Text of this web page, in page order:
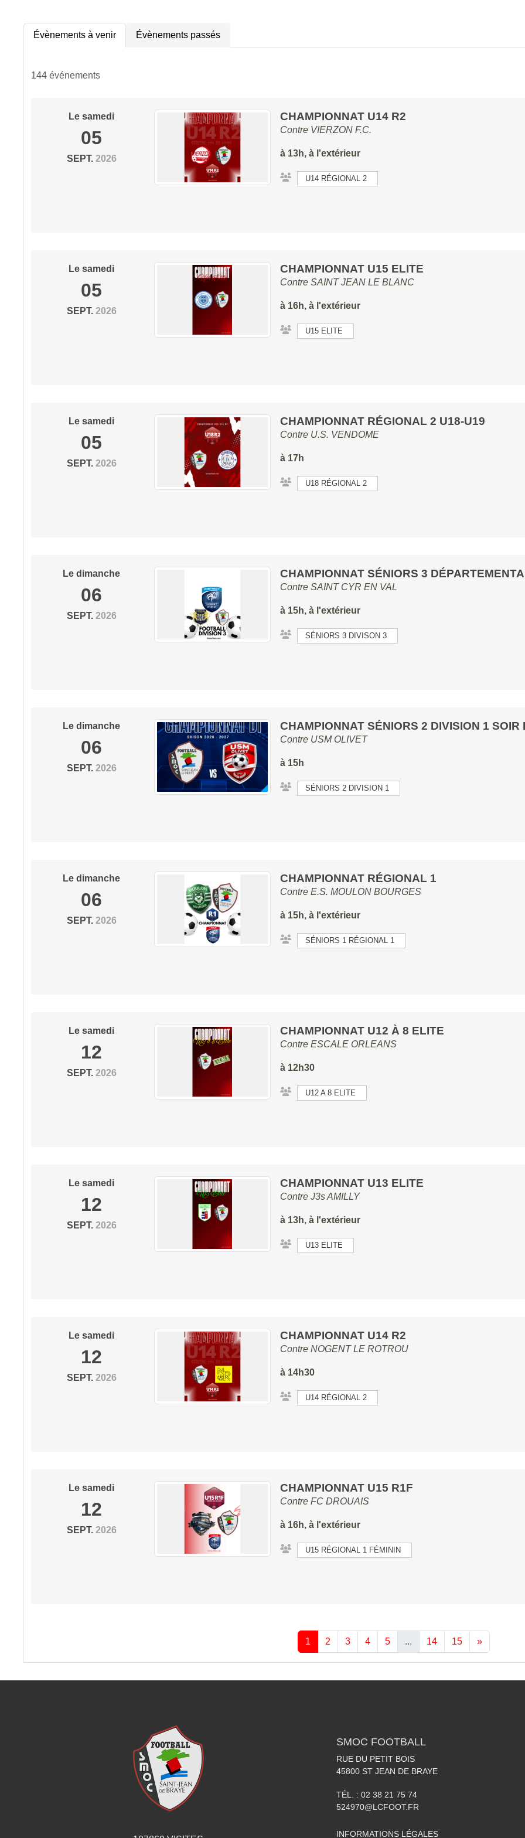
Évènements à venir Évènements passés
144 événements
Lesamedi
05
SEPT. 2026
CHAMPIONNAT U14 R2
Contre VIERZON F.C.
à 13h, à l'extérieur
U14 RÉGIONAL 2
Lesamedi
05
SEPT. 2026
CHAMPIONNAT U15 ELITE
Contre SAINT JEAN LE BLANC
à 16h, à l'extérieur
U15 ELITE
Lesamedi
05
SEPT. 2026
CHAMPIONNAT RÉGIONAL 2 U18-U19
Contre U.S. VENDOME
à 17h
U18 RÉGIONAL 2
Ledimanche
06
SEPT. 2026
CHAMPIONNAT SÉNIORS 3
Contre SAINT CYR EN VAL
à 15h, à l'extérieur
SÉNIORS 3 DIVISON 3
Ledimanche
06
SEPT. 2026
CHAMPIONNAT SÉNIORS 2 DIVISION 1 SOIR
Contre USM OLIVET
à 15h
SÉNIORS 2 DIVISION 1
Ledimanche
06
SEPT. 2026
CHAMPIONNAT RÉGIONAL 1
Contre E.S. MOULON BOURGES
à 15h, à l'extérieur
SÉNIORS 1 RÉGIONAL 1
Lesamedi
12
SEPT. 2026
CHAMPIONNAT U12 À 8 ELITE
Contre ESCALE ORLEANS
à 12h30
U12 A 8 ELITE
Lesamedi
12
SEPT. 2026
CHAMPIONNAT U13 ELITE
Contre J3s AMILLY
à 13h, à l'extérieur
U13 ELITE
Lesamedi
12
SEPT. 2026
CHAMPIONNAT U14 R2
Contre NOGENT LE ROTROU
à 14h30
U14 RÉGIONAL 2
Lesamedi
12
SEPT. 2026
CHAMPIONNAT U15 R1F
Contre FC DROUAIS
à 16h, à l'extérieur
U15 RÉGIONAL 1 FÉMININ
1 2 3 4 5 ... 14 15 »
SMOC FOOTBALL
RUE DU PETIT BOIS
45800 ST JEAN DE BRAYE
TÉL. : 02 38 21 75 74
524970@LCFOOT.FR
INFORMATIONS LÉGALES